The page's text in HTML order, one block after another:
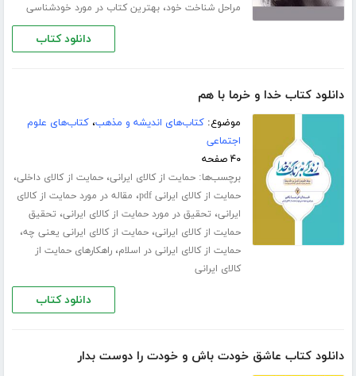
مراحل شناخت خود،بهترین کتاب در مورد خودشناسی
دانلود کتاب
دانلود کتاب خدا و خرما با هم
موضوع:کتاب‌های اندیشه و مذهب،کتاب‌های علوم
اجتماعی
۴۰ صفحه
برچسب‌ها:حمایت از کالای ایرانی،حمایت از کالای داخلی،
حمایت از کالای ایرانی pdf ، مقاله در مورد حمایت از کالای
ایرانی، تحقیق در مورد حمایت از کالای ایرانی، تحقیق
حمایت از کالای ایرانی،حمایت از کالای ایرانی یعنی چه،
حمایت از کالای ایرانی در اسلام،راهکارهای حمایت از
کالای ایرانی
دانلود کتاب
دانلود کتاب عاشق خودت باش و خودت را دوست بدار